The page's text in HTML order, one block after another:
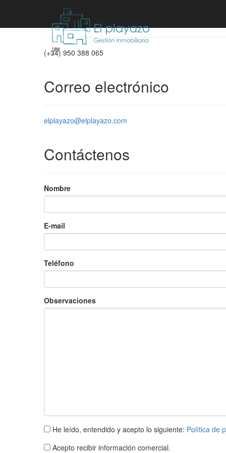
Teléfono
(+34) 950 388 065
Correo electrónico
elplayazo@elplayazo.com
Contáctenos
Nombre
E-mail
Teléfono
Observaciones
He leído, entendido y acepto lo siguiente: Política de
Acepto recibir información comercial.